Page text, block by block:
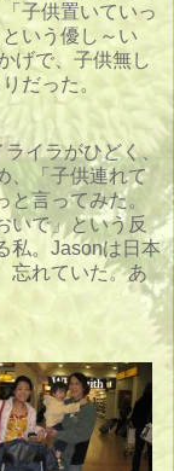
子供置いていっ
いう優し～い
げで、子供無し
だった。
イラがひどく、
、「子供連れて
言ってみた。
いで」という反
私。Jasonは日本
忘れていた。あ